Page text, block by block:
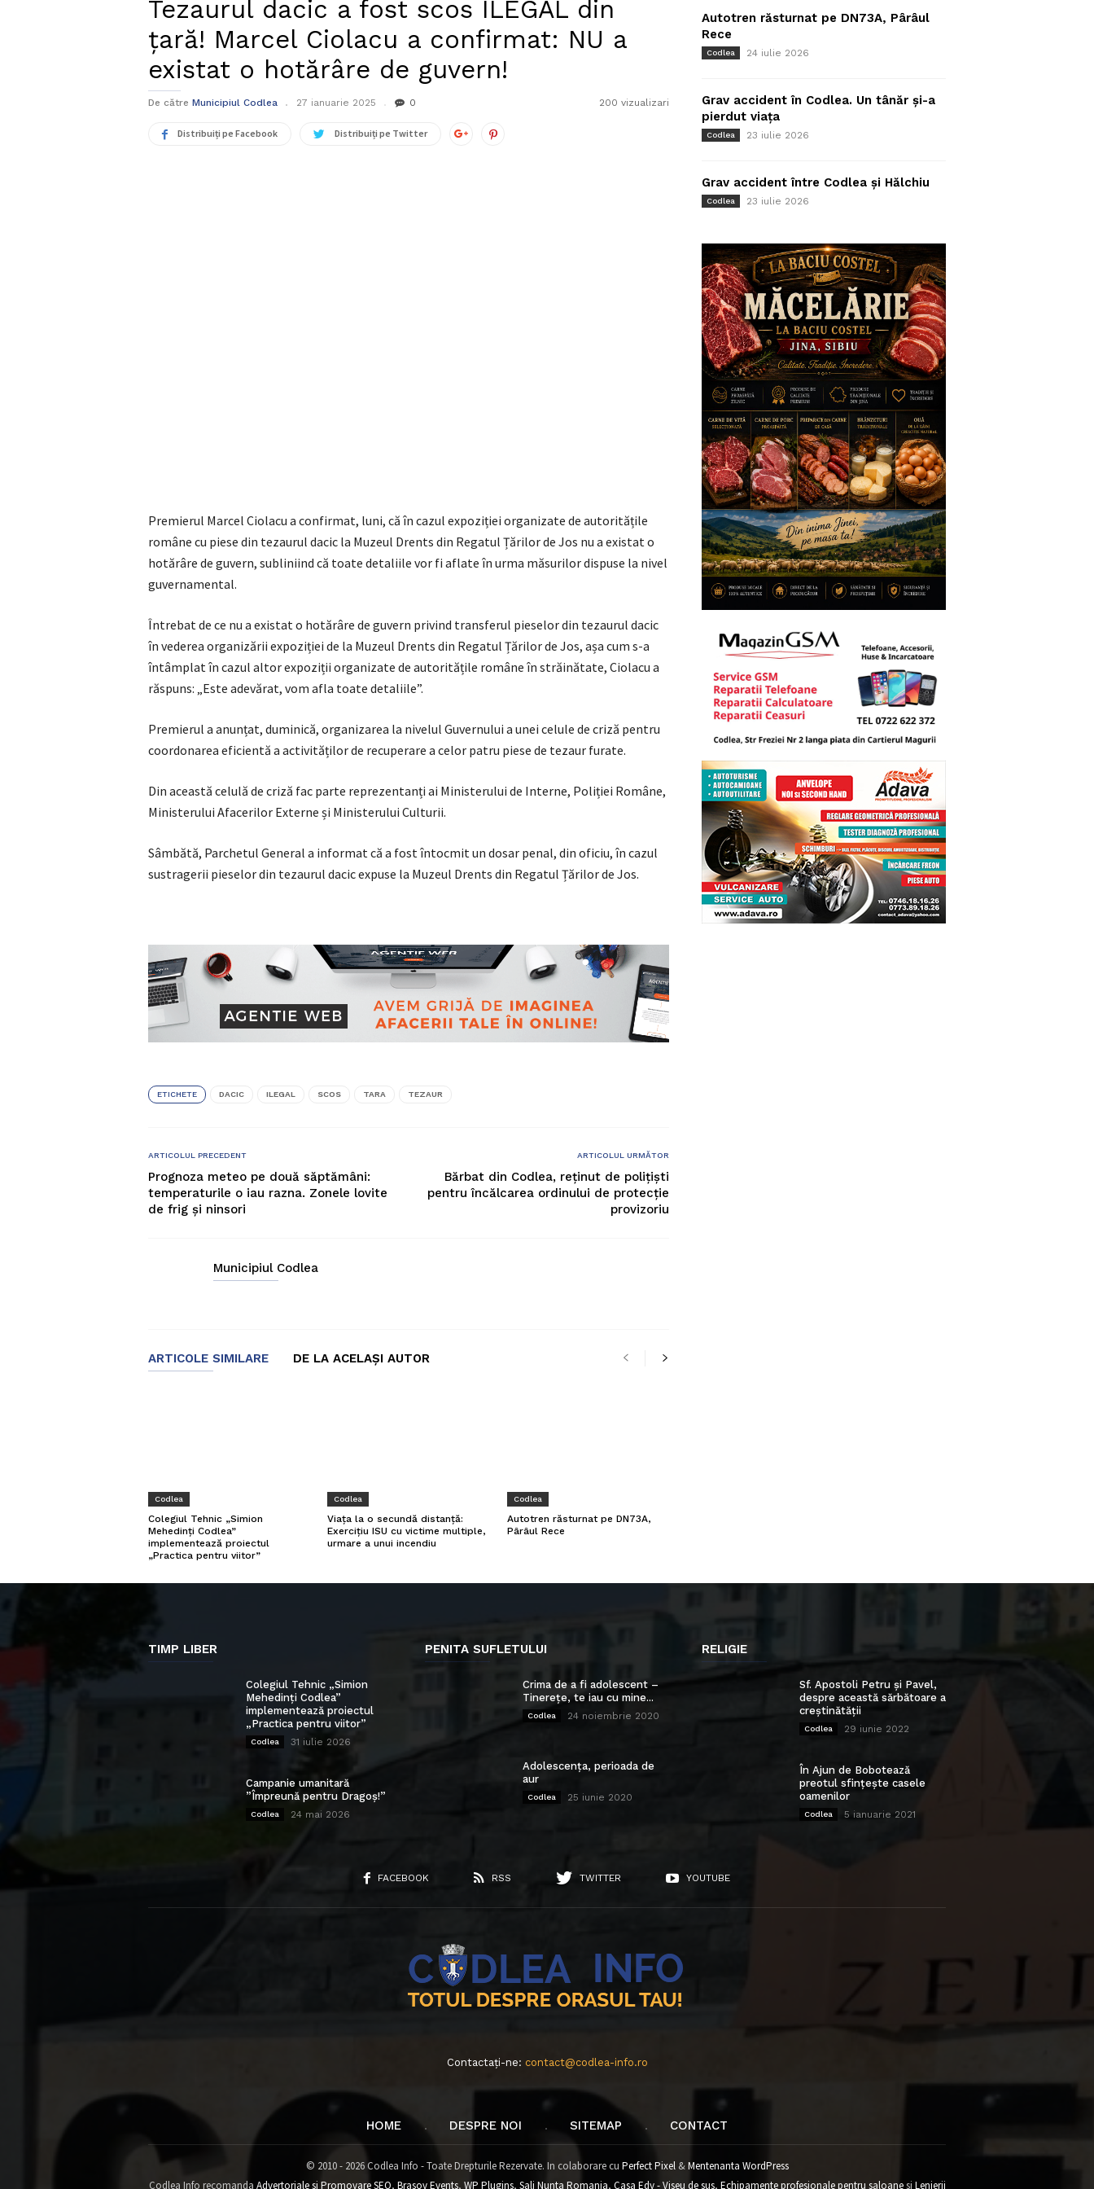
Tezaurul dacic a fost scos ILEGAL din
țară! Marcel Ciolacu a confirmat: NU a
existat o hotărâre de guvern!
De către Municipiul Codlea 27 ianuarie 2025 0 200 vizualizari
Distribuiți pe Facebook Distribuiți pe Twitter
Premierul Marcel Ciolacu a confirmat, luni, că în cazul expoziției organizate de autoritățile
române cu piese din tezaurul dacic la Muzeul Drents din Regatul Țărilor de Jos nu a existat o
hotărâre de guvern, subliniind că toate detaliile vor fi aflate în urma măsurilor dispuse la nivel
guvernamental.
Întrebat de ce nu a existat o hotărâre de guvern privind transferul pieselor din tezaurul dacic
în vederea organizării expoziției de la Muzeul Drents din Regatul Țărilor de Jos, așa cum s-a
întâmplat în cazul altor expoziții organizate de autoritățile române în străinătate, Ciolacu a
răspuns: „Este adevărat, vom afla toate detaliile”.
Premierul a anunțat, duminică, organizarea la nivelul Guvernului a unei celule de criză pentru
coordonarea eficientă a activităților de recuperare a celor patru piese de tezaur furate.
Din această celulă de criză fac parte reprezentanți ai Ministerului de Interne, Poliției Române,
Ministerului Afacerilor Externe și Ministerului Culturii.
Sâmbătă, Parchetul General a informat că a fost întocmit un dosar penal, din oficiu, în cazul
sustragerii pieselor din tezaurul dacic expuse la Muzeul Drents din Regatul Țărilor de Jos.
ETICHETE DACIC ILEGAL SCOS TARA TEZAUR
ARTICOLUL PRECEDENT
Prognoza meteo pe două săptămâni:
temperaturile o iau razna. Zonele lovite
de frig și ninsori
ARTICOLUL URMĂTOR
Bărbat din Codlea, reținut de polițiști
pentru încălcarea ordinului de protecție
provizoriu
Municipiul Codlea
ARTICOLE SIMILARE DE LA ACELAȘI AUTOR
Codlea
Colegiul Tehnic „Simion
Mehedinți Codlea”
implementează proiectul
„Practica pentru viitor”
Codlea
Viața la o secundă distanță:
Exercițiu ISU cu victime multiple,
urmare a unui incendiu
Codlea
Autotren răsturnat pe DN73A,
Pârâul Rece
Autotren răsturnat pe DN73A, Pârâul
Rece
Codlea 24 iulie 2026
Grav accident în Codlea. Un tânăr și-a
pierdut viața
Codlea 23 iulie 2026
Grav accident între Codlea și Hălchiu
Codlea 23 iulie 2026
TIMP LIBER
Colegiul Tehnic „Simion
Mehedinți Codlea”
implementează proiectul
„Practica pentru viitor”
Codlea 31 iulie 2026
Campanie umanitară
”Împreună pentru Dragoș!”
Codlea 24 mai 2026
PENITA SUFLETULUI
Crima de a fi adolescent –
Tinerețe, te iau cu mine...
Codlea 24 noiembrie 2020
Adolescența, perioada de
aur
Codlea 25 iunie 2020
RELIGIE
Sf. Apostoli Petru și Pavel,
despre această sărbătoare a
creștinătății
Codlea 29 iunie 2022
În Ajun de Bobotează
preotul sfințește casele
oamenilor
Codlea 5 ianuarie 2021
FACEBOOK RSS TWITTER YOUTUBE
Contactați-ne: contact@codlea-info.ro
HOME DESPRE NOI SITEMAP CONTACT
© 2010 - 2026 Codlea Info - Toate Drepturile Rezervate. In colaborare cu Perfect Pixel&Mentenanta WordPress
Codlea Info recomanda Advertoriale si Promovare SEO, Brasov Events, WP Plugins, Sali Nunta Romania, Casa Edy - Viseu de sus, Echipamente profesionale pentru saloanesi Lenjerii